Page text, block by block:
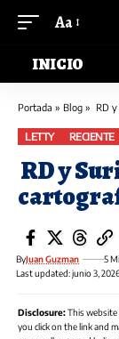
Aa
INICIO
Portada » Blog » RD
LETTY RECIENTE
RD y
Last updated: junio 3,
ByJuan Guzman 5
Disclosure:This website
you click on the link and